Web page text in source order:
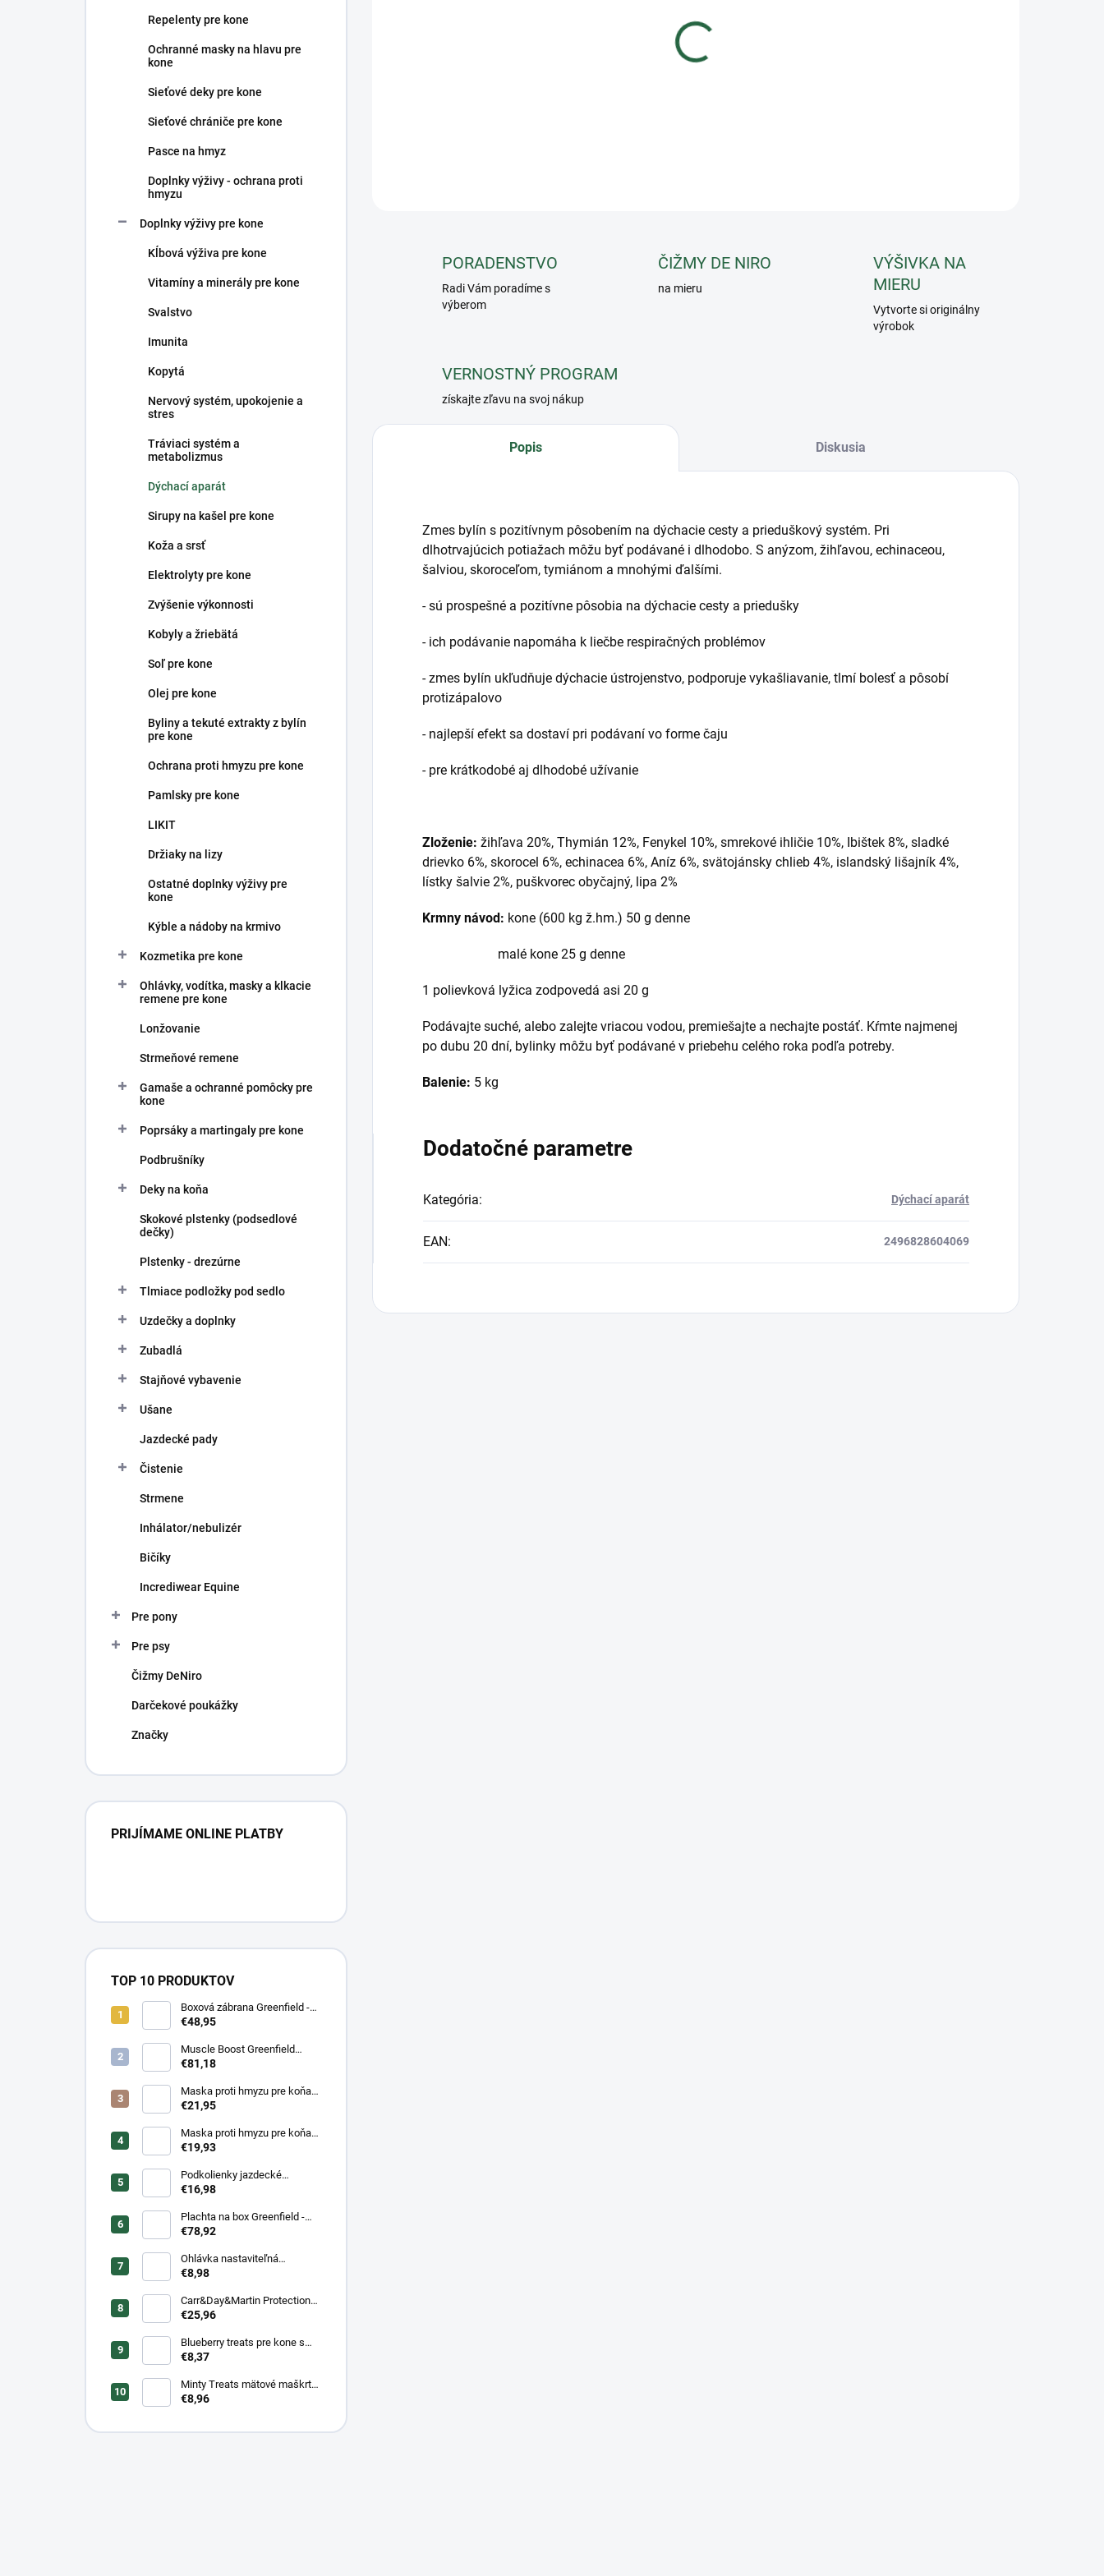
Repelenty pre kone
Ochranné masky na hlavu pre
kone
Sieťové deky pre kone
Sieťové chrániče pre kone
Pasce na hmyz
Doplnky výživy - ochrana proti
hmyzu
Doplnky výživy pre kone
Kĺbová výživa pre kone
Vitamíny a minerály pre kone
Svalstvo
Imunita
Kopytá
Nervový systém, upokojenie a
stres
Tráviaci systém a
metabolizmus
Dýchací aparát
Sirupy na kašel pre kone
Koža a srsť
Elektrolyty pre kone
Zvýšenie výkonnosti
Kobyly a žriebätá
Soľ pre kone
Olej pre kone
Byliny a tekuté extrakty z bylín
pre kone
Ochrana proti hmyzu pre kone
Pamlsky pre kone
LIKIT
Držiaky na lizy
Ostatné doplnky výživy pre
kone
Kýble a nádoby na krmivo
Kozmetika pre kone
Ohlávky, vodítka, masky a klkacie
remene pre kone
Lonžovanie
Strmeňové remene
Gamaše a ochranné pomôcky pre
kone
Poprsáky a martingaly pre kone
Podbrušníky
Deky na koňa
Skokové plstenky (podsedlové
dečky)
Plstenky - drezúrne
Tlmiace podložky pod sedlo
Uzdečky a doplnky
Zubadlá
Stajňové vybavenie
Ušane
Jazdecké pady
Čistenie
Strmene
Inhálator/nebulizér
Bičíky
Incrediwear Equine
Pre pony
Pre psy
Čižmy DeNiro
Darčekové poukážky
Značky
PRIJÍMAME ONLINE PLATBY
TOP 10 PRODUKTOV
Boxová zábrana Greenfield -
modrá/modrá -
€48,95
Muscle Boost Greenfield
Equine 1,5 kg – DUO PACK
€81,18
Maska proti hmyzu pre koňa
strečová Waldhausen s
€21,95
Maska proti hmyzu pre koňa
strečová Waldhausen
€19,93
Podkolienky jazdecké
Makebe Pro Rider
€16,98
Plachta na box Greenfield -
modrá/modrá -
€78,92
Ohlávka nastaviteľná
Greenfield pre žriebätá
€8,98
Carr&Day&Martin Protection
Plus, balenie 500ml
€25,96
Blueberry treats pre kone s
čučoriedkou a banánom 1 kg
€8,37
Minty Treats mätové maškrty
1 kg
€8,96
PORADENSTVO
Radi Vám poradíme s
výberom
ČIŽMY DE NIRO
na mieru
VÝŠIVKA NA
MIERU
Vytvorte si originálny
výrobok
VERNOSTNÝ PROGRAM
získajte zľavu na svoj nákup
Popis Diskusia
Zmes bylín s pozitívnym pôsobením na dýchacie cesty a prieduškový systém. Pri
dlhotrvajúcich potiažach môžu byť podávané i dlhodobo. S anýzom, žihľavou, echinaceou,
šalviou, skoroceľom, tymiánom a mnohými ďalšími.
- sú prospešné a pozitívne pôsobia na dýchacie cesty a priedušky
- ich podávanie napomáha k liečbe respiračných problémov
- zmes bylín ukľudňuje dýchacie ústrojenstvo, podporuje vykašliavanie, tlmí bolesť a pôsobí
protizápalovo
- najlepší efekt sa dostaví pri podávaní vo forme čaju
- pre krátkodobé aj dlhodobé užívanie
Zloženie: žihľava 20%, Thymián 12%, Fenykel 10%, smrekové ihličie 10%, Ibištek 8%, sladké
drievko 6%, skorocel 6%, echinacea 6%, Aníz 6%, svätojánsky chlieb 4%, islandský lišajník 4%,
lístky šalvie 2%, puškvorec obyčajný, lipa 2%
Krmny návod: kone (600 kg ž.hm.) 50 g denne
malé kone 25 g denne
1 polievková lyžica zodpovedá asi 20 g
Podávajte suché, alebo zalejte vriacou vodou, premiešajte a nechajte postáť. Kŕmte najmenej
po dubu 20 dní, bylinky môžu byť podávané v priebehu celého roka podľa potreby.
Balenie: 5 kg
Dodatočné parametre
Kategória: Dýchací aparát
EAN: 2496828604069